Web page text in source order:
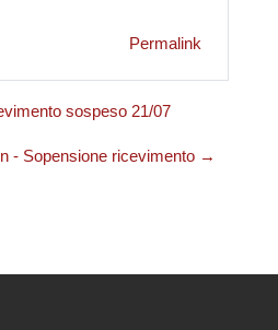
Permalink
sospeso 21/07
- Sopensione ricevimento →